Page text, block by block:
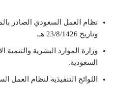
وتاريخ 23/8/1426 هـ.
وزارة الموارد البشرية والتنمية
السعودية.
اللوائح التنفيذية لنظام العمل